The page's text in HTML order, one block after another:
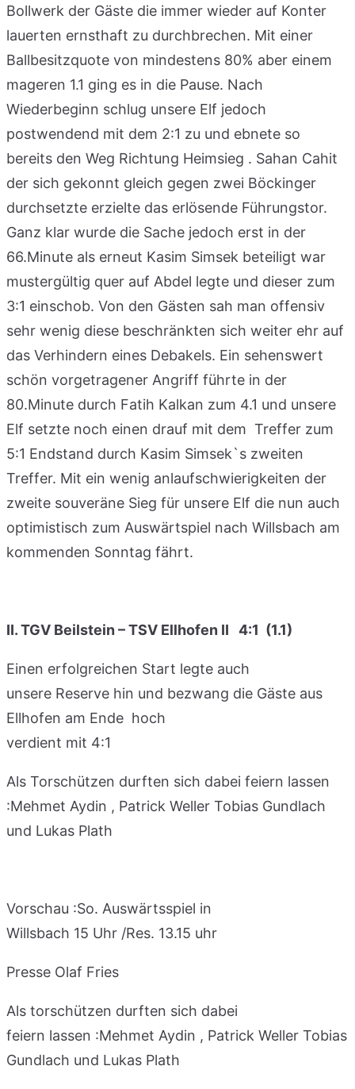
Bollwerk der Gäste die immer wieder auf Konter
lauerten ernsthaft zu durchbrechen. Mit einer
Ballbesitzquote von mindestens 80% aber einem
mageren 1.1 ging es in die Pause. Nach
Wiederbeginn schlug unsere Elf jedoch
postwendend mit dem 2:1 zu und ebnete so
bereits den Weg Richtung Heimsieg . Sahan Cahit
der sich gekonnt gleich gegen zwei Böckinger
durchsetzte erzielte das erlösende Führungstor.
Ganz klar wurde die Sache jedoch erst in der
66.Minute als erneut Kasim Simsek beteiligt war
mustergültig quer auf Abdel legte und dieser zum
3:1 einschob. Von den Gästen sah man offensiv
sehr wenig diese beschränkten sich weiter ehr auf
das Verhindern eines Debakels. Ein sehenswert
schön vorgetragener Angriff führte in der
80.Minute durch Fatih Kalkan zum 4.1 und unsere
Elf setzte noch einen drauf mit dem Treffer zum
5:1 Endstand durch Kasim Simsek`s zweiten
Treffer. Mit ein wenig anlaufschwierigkeiten der
zweite souveräne Sieg für unsere Elf die nun auch
optimistisch zum Auswärtspiel nach Willsbach am
kommenden Sonntag fährt.
II. TGV Beilstein – TSV Ellhofen II 4:1 (1.1)
Einen erfolgreichen Start legte auch
unsere Reserve hin und bezwang die Gäste aus
Ellhofen am Ende hoch
verdient mit 4:1
Als Torschützen durften sich dabei feiern lassen
:Mehmet Aydin , Patrick Weller Tobias Gundlach
und Lukas Plath
Vorschau :So. Auswärtsspiel in
Willsbach 15 Uhr /Res. 13.15 uhr
Presse Olaf Fries
Als torschützen durften sich dabei
feiern lassen :Mehmet Aydin , Patrick Weller Tobias
Gundlach und Lukas Plath